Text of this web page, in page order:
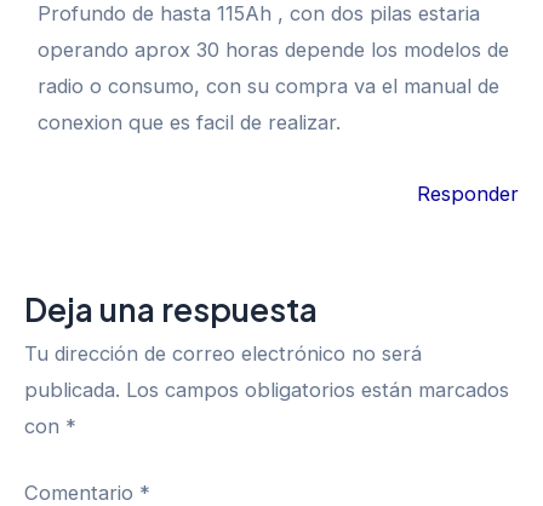
Profundo de hasta 115Ah , con dos pilas estaria
operando aprox 30 horas depende los modelos de
radio o consumo, con su compra va el manual de
conexion que es facil de realizar.
Responder
Deja una respuesta
Tu dirección de correo electrónico no será
publicada. Los campos obligatorios están marcados
con *
Comentario *